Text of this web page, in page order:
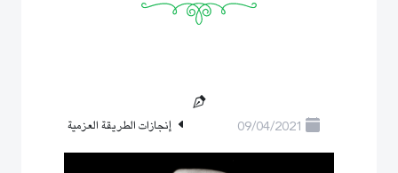
09/04/2021 إنجازات الطريقة العزمية